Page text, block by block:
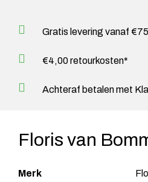
Gratis levering vanaf
€4,00 retourkosten*
Achteraf betalen met
Floris van
Merk